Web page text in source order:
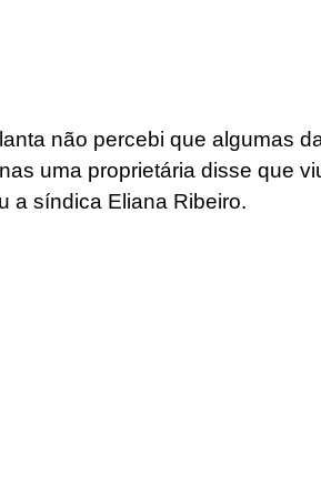
não percebi que algumas
uma proprietária disse que
a síndica Eliana Ribeiro.